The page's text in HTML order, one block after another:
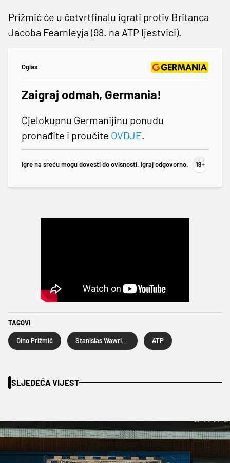
Prižmić će u četvrtfinalu igrati protiv Britanca
Jacoba Fearnleyja (98. na ATP ljestvici).
Oglas
Zaigraj odmah, Germania!
Cjelokupnu Germanijinu ponudu
pronađite i proučite OVDJE.
Igre na sreću mogu dovesti do ovisnosti. Igraj odgovorno.
TAGOVI
Dino Prižmić ATP
SLJEDEĆA VIJEST